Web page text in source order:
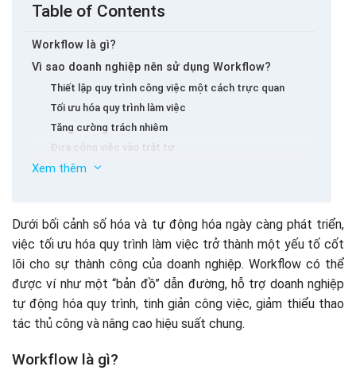
Table of Contents
Workflow là gì?
Vì sao doanh nghiệp nên sử dụng Workflow?
Thiết lập quy trình công việc một cách trực quan
Tối ưu hóa quy trình làm việc
Tăng cường trách nhiệm
Đưa công việc vào trật tự
Giảm chi phí vận hành
Bước 1: Xác định nguồn dữ liệu
Bước 2: Liệt kê các nhiệm vụ cần làm
Bước 3: Phân công vai trò, người chịu trách nhiệm
Bước 4: Thiết kế hồ sơ quy trình làm việc
Bước 5: Kiểm tra quy trình công việc đã tạo
Bước 6: Hướng dẫn và tổ chức quy trình làm việc đã tạo
Bước 7: Triển khai quy trình công việc mới
5 lý thuyết cải tiến quy trình làm việc
Xem thêm
Dưới bối cảnh số hóa và tự động hóa ngày càng phát triển,
việc tối ưu hóa quy trình làm việc trở thành một yếu tố cốt
lõi cho sự thành công của doanh nghiệp. Workflow có thể
được ví như một “bản đồ” dẫn đường, hỗ trợ doanh nghiệp
tự động hóa quy trình, tinh giản công việc, giảm thiểu thao
tác thủ công và nâng cao hiệu suất chung.
Workflow là gì?